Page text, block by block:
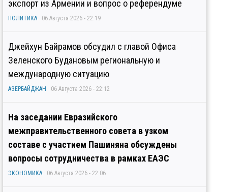
экспорт из Армении и вопрос о референдуме
ПОЛИТИКА 06 Августа 2026 - 22:19
Джейхун Байрамов обсудил с главой Офиса
Зеленского Будановым региональную и
международную ситуацию
АЗЕРБАЙДЖАН 06 Августа 2026 - 22:12
На заседании Евразийского
межправительственного совета в узком
составе с участием Пашиняна обсуждены
вопросы сотрудничества в рамках ЕАЭС
ЭКОНОМИКА 06 Августа 2026 - 22:06